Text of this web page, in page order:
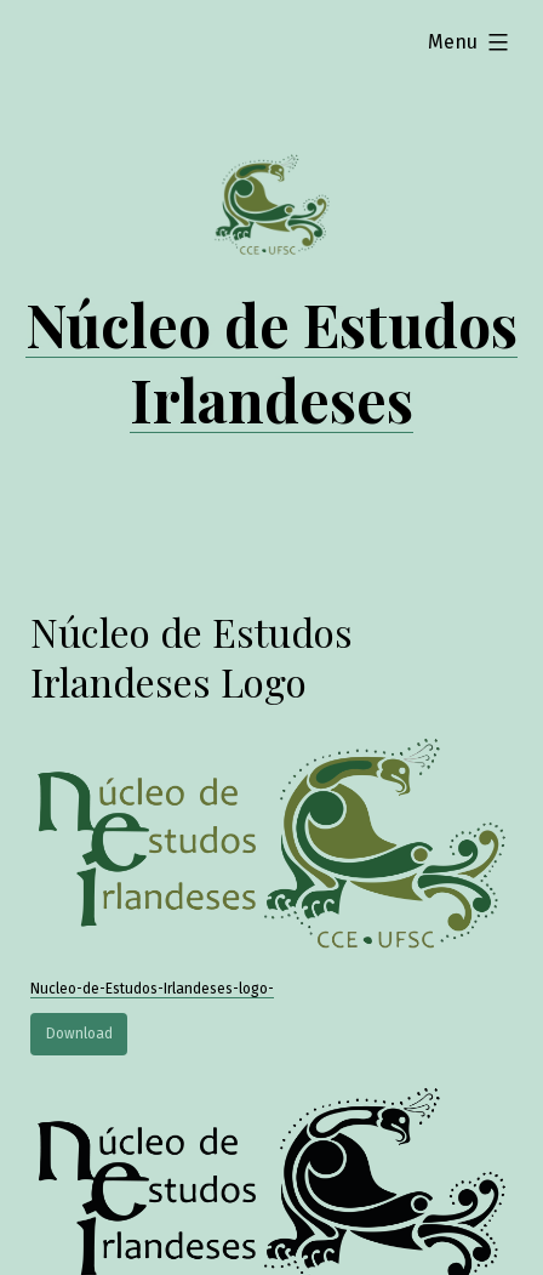
Núcleo de Estudos
Irlandeses
Menu
expanded
Núcleo de Estudos
Irlandeses Logo
Nucleo-de-Estudos-Irlandeses-logo-
Download